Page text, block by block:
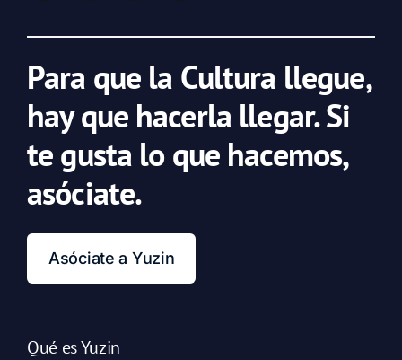
Para que la Cultura llegue,
hay que hacerla llegar. Si
te gusta lo que hacemos,
asóciate.
Asóciate a Yuzin
Qué es Yuzin